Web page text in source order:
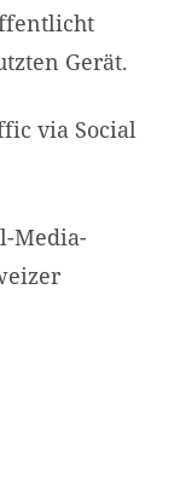
Gerät.
Media-